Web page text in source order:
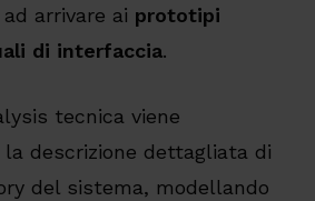
arrivare ai prototipi
di interfaccia.
tecnica viene
descrizione dettagliata di
del sistema, modellando